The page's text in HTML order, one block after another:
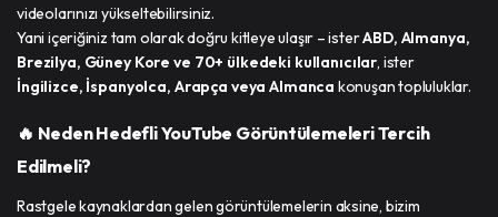
videolarınızı yükseltebilirsiniz.
Yani içeriğiniz tam olarak doğru kitleye ulaşır – isterABD, Almanya,
Brezilya, Güney Kore ve 70+ ülkedeki kullanıcılar, ister
İngilizce, İspanyolca, Arapça veya Almanca konuşan topluluklar.
🔥 Neden Hedefli YouTube Görüntülemeleri Tercih
Edilmeli?
Rastgele kaynaklardan gelen görüntülemelerin aksine, bizim